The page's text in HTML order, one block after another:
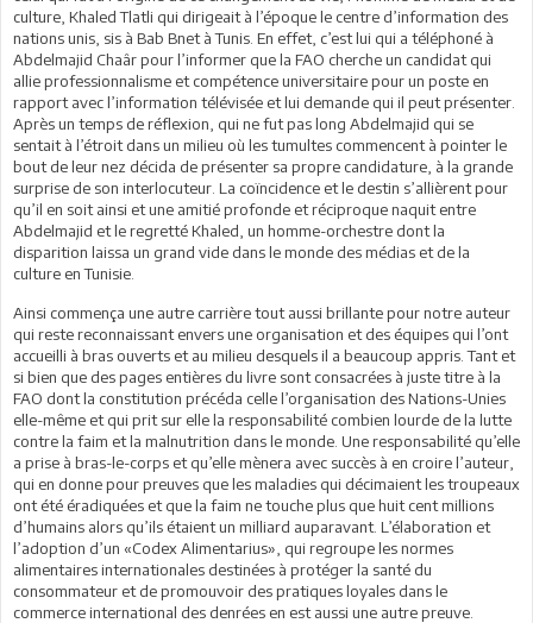
culture, Khaled Tlatli qui dirigeait à l’époque le centre d’information des
nations unis, sis à Bab Bnet à Tunis. En effet, c’est lui qui a téléphoné à
Abdelmajid Chaâr pour l’informer que la FAO cherche un candidat qui
allie professionnalisme et compétence universitaire pour un poste en
rapport avec l’information télévisée et lui demande qui il peut présenter.
Après un temps de réflexion, qui ne fut pas long Abdelmajid qui se
sentait à l’étroit dans un milieu où les tumultes commencent à pointer le
bout de leur nez décida de présenter sa propre candidature, à la grande
surprise de son interlocuteur. La coïncidence et le destin s’allièrent pour
qu’il en soit ainsi et une amitié profonde et réciproque naquit entre
Abdelmajid et le regretté Khaled, un homme-orchestre dont la
disparition laissa un grand vide dans le monde des médias et de la
culture en Tunisie.
Ainsi commença une autre carrière tout aussi brillante pour notre auteur
qui reste reconnaissant envers une organisation et des équipes qui l’ont
accueilli à bras ouverts et au milieu desquels il a beaucoup appris. Tant et
si bien que des pages entières du livre sont consacrées à juste titre à la
FAO dont la constitution précéda celle l’organisation des Nations-Unies
elle-même et qui prit sur elle la responsabilité combien lourde de la lutte
contre la faim et la malnutrition dans le monde. Une responsabilité qu’elle
a prise à bras-le-corps et qu’elle mènera avec succès à en croire l’auteur,
qui en donne pour preuves que les maladies qui décimaient les troupeaux
ont été éradiquées et que la faim ne touche plus que huit cent millions
d’humains alors qu’ils étaient un milliard auparavant. L’élaboration et
l’adoption d’un «Codex Alimentarius», qui regroupe les normes
alimentaires internationales destinées à protéger la santé du
consommateur et de promouvoir des pratiques loyales dans le
commerce international des denrées en est aussi une autre preuve.